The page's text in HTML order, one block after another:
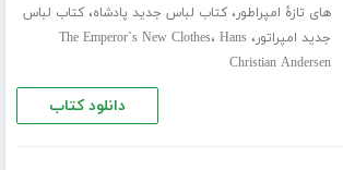
های تازۀ امپراطور،کتاب لباس جدید پادشاه،کتاب لباس
جدید امپراتور، The Emperor`s New Clothes، Hans
Christian Andersen
دانلود کتاب